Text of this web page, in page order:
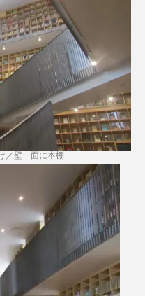
／壁一面に本棚